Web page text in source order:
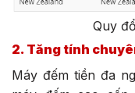
Quy
2. Tăng tính
Máy đếm tiền đa